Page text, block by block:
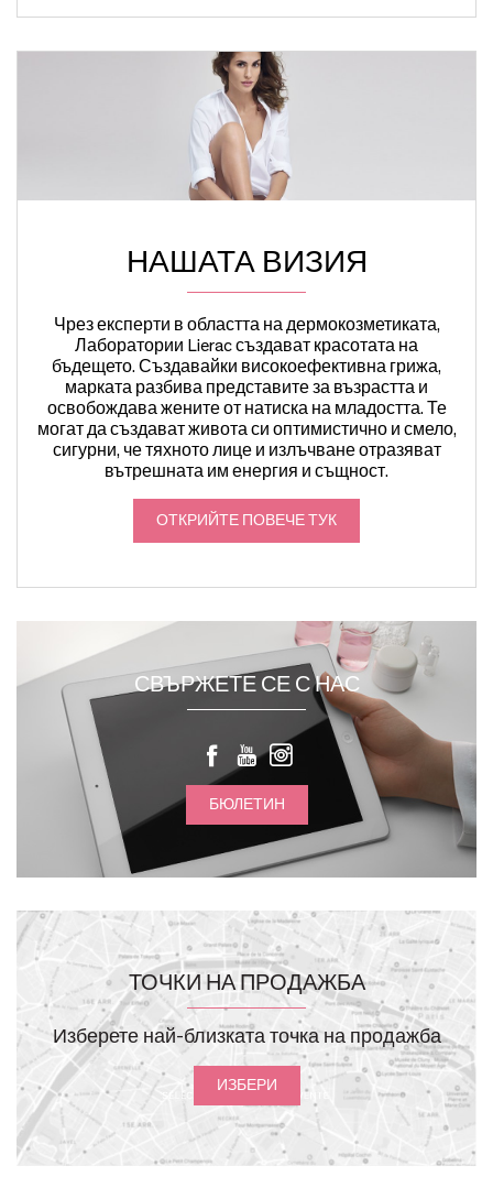
НАШАТА ВИЗИЯ
Чрез експерти в областта на дермокозметиката,
Лаборатории Lierac създават красотата на
бъдещето. Създавайки високоефективна грижа,
марката разбива представите за възрастта и
освобождава жените от натиска на младостта. Те
могат да създават живота си оптимистично и смело,
сигурни, че тяхното лице и излъчване отразяват
вътрешната им енергия и същност.
ОТКРИЙТЕ ПОВЕЧЕ ТУК
СВЪРЖЕТЕ СЕ С НАС
БЮЛЕТИН
ТОЧКИ НА ПРОДАЖБА
Изберете най-близката точка на продажба
ИЗБЕРИ